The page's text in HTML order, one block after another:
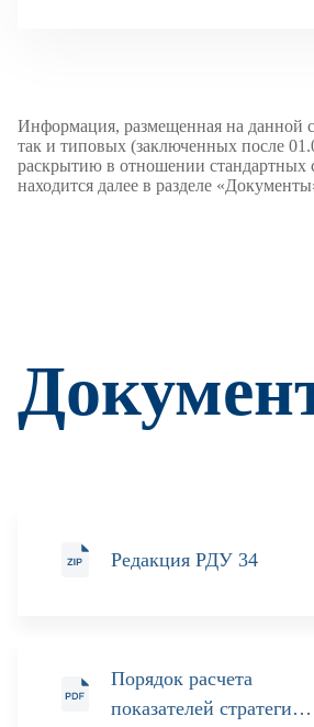
Информация, размещенная на данной
так и типовых (заключенных после
раскрытию в отношении стандартных
находится далее в разделе
Редакция РДУ 34
Порядок расчета
показателей стратегий